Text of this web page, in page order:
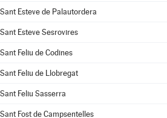
Sant Esteve de Palautordera
Sant Esteve Sesrovires
Sant Feliu de Codines
Sant Feliu de Llobregat
Sant Feliu Sasserra
Sant Fost de Campsentelles